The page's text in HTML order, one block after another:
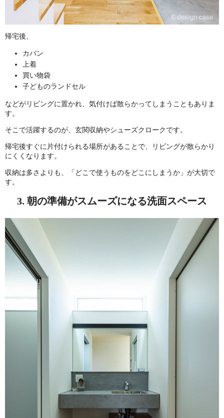
帰宅後、
カバン
上着
買い物袋
子どものランドセル
などがリビングに置かれ、気付けば散らかってしまうこともありま
す。
そこで活躍するのが、玄関収納やシューズクロークです。
帰宅後すぐに片付けられる場所があることで、リビングが散らかり
にくくなります。
収納は多さよりも、「どこで使うものをどこにしまうか」が大切で
す。
3. 朝の準備がスムーズになる洗面スペース